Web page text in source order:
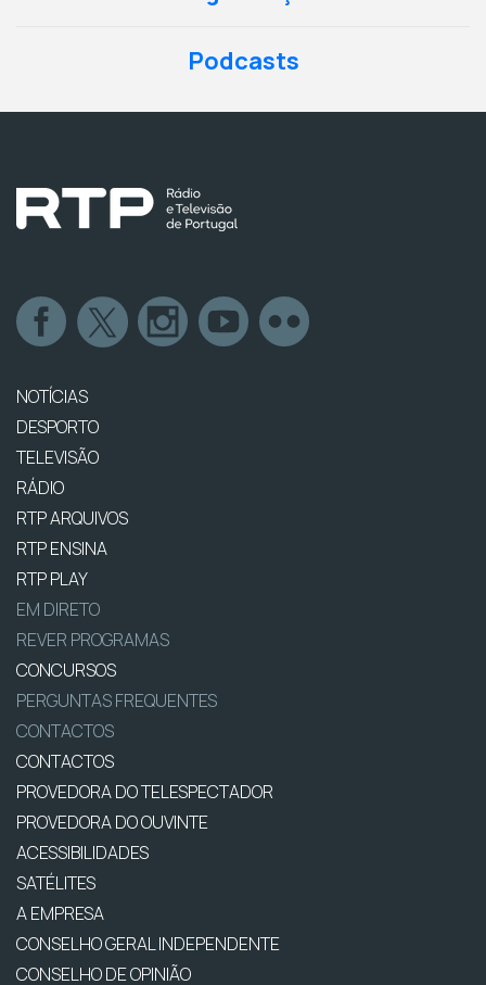
Podcasts
NOTÍCIAS
DESPORTO
TELEVISÃO
RÁDIO
RTP ARQUIVOS
RTP ENSINA
RTP PLAY
EM DIRETO
REVER PROGRAMAS
CONCURSOS
PERGUNTAS FREQUENTES
CONTACTOS
CONTACTOS
PROVEDORA DO TELESPECTADOR
PROVEDORA DO OUVINTE
ACESSIBILIDADES
SATÉLITES
A EMPRESA
CONSELHO GERAL INDEPENDENTE
CONSELHO DE OPINIÃO